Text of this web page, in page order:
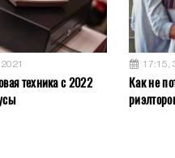
техника с 2022
17:15,
Как не